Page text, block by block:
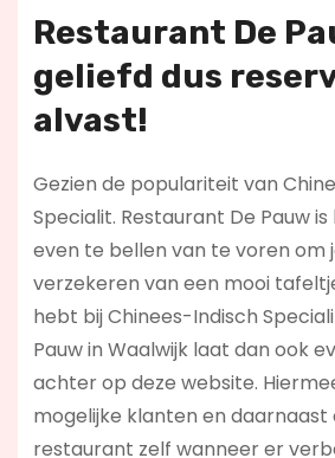
Restaurant De
geliefd dus
alvast!
Gezien de populariteit van
Specialit. Restaurant De Pauw
even te bellen van te voren om
verzekeren van een mooi
hebt bij Chinees-Indisch
Pauw in Waalwijk laat dan ook
achter op deze website.
mogelijke klanten en daarnaast
restaurant zelf wanneer er